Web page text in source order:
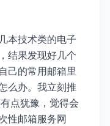
本技术类的电子
结果发现好几个
己的常用邮箱里
么办。我立刻推
点犹豫，觉得会
性邮箱服务网